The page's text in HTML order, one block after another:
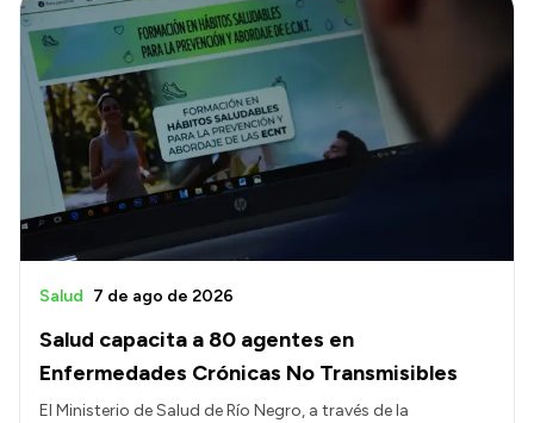
Consejos locales
Transparencia
Presupuesto
Boletín Oficial
Compras y licitaciones
Consulta de expedientes
Convocatorias
Intranet
Salud capacita a 80 agentes en
Enfermedades Crónicas No Transmisibles
Salud 7 de ago de 2026
El Ministerio de Salud de Río Negro, a través de la